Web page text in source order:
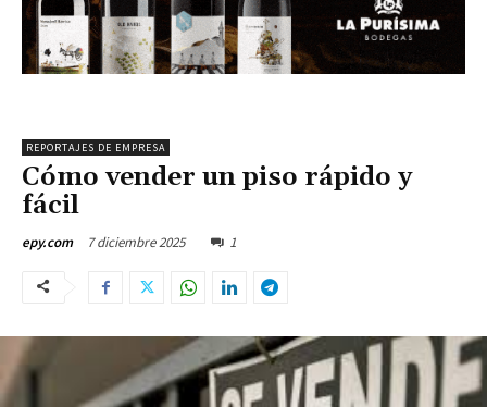
REPORTAJES DE EMPRESA
Cómo vender un piso​ rápido y
fácil
epy.com 7 diciembre 2025 1